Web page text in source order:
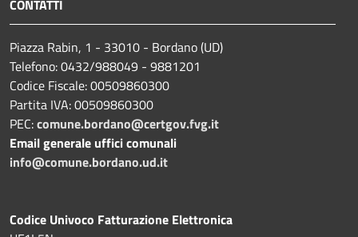
CONTATTI
Piazza Rabin, 1 - 33010 - Bordano (UD)
Telefono: 0432/988049 - 9881201
Codice Fiscale: 00509860300
Partita IVA: 00509860300
PEC:comune.bordano@certgov.fvg.it
Email generale uffici comunali
info@comune.bordano.ud.it
Codice Univoco Fatturazione Elettronica